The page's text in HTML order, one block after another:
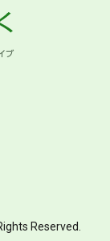
Reserved.